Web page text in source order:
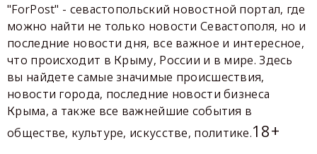
"ForPost" - севастопольский новостной портал, где
можно найти не только новости Севастополя, но и
последние новости дня, все важное и интересное,
что происходит в Крыму, России и в мире. Здесь
вы найдете самые значимые происшествия,
новости города, последние новости бизнеса
Крыма, а также все важнейшие события в
обществе, культуре, искусстве, политике.18+